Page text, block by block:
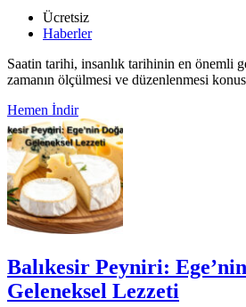
Ücretsiz
Haberler
Saatin tarihi, insanlık tarihinin en önemli
zamanın ölçülmesi ve düzenlenmesi
Hemen İndir
Balıkesir Peyniri:
Geleneksel Lezzeti